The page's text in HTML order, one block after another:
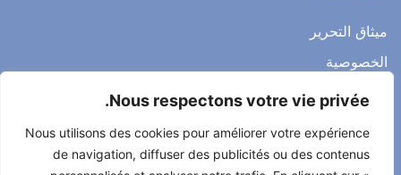
Nous respectons votre vie privée.
Nous utilisons des cookies pour améliorer votre expérience
de navigation, diffuser des publicités ou des contenus
ميثاق التحرير
الخصوصية
الاشعار القانوني
اتصل بنا